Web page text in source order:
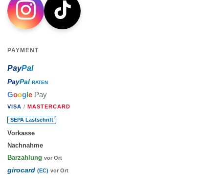
PAYMENT
PayPal
PayPal RATEN
Google Pay
VISA / MASTERCARD
SEPA Lastschrift
Vorkasse
Nachnahme
Barzahlung vor Ort
girocard (EC) vor Ort